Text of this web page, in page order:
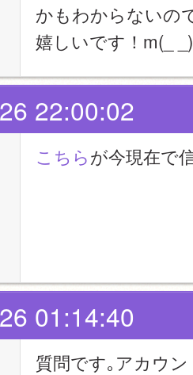
かもわからないの
嬉しいです！m(_
22:00:02
こちらが今現在で
01:14:40
質問です｡アカウ